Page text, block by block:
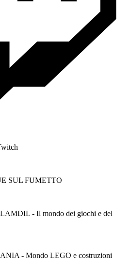
SUL FUMETTO
- Il mondo dei giochi e del
- Mondo LEGO e costruzioni